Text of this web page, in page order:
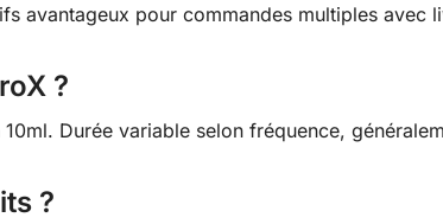
avantageux pour commandes multiples avec
?
Durée variable selon fréquence,
?